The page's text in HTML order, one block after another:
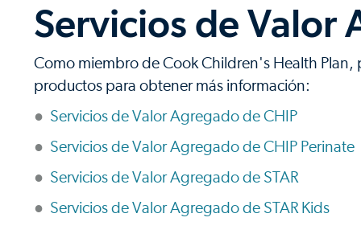
Servicios de Valor
Como miembro de Cook Children's Health
productos para obtener más información:
Servicios de Valor Agregado de CHIP
Servicios de Valor Agregado de CHIP Perinate
Servicios de Valor Agregado de STAR
Servicios de Valor Agregado de STAR Kids